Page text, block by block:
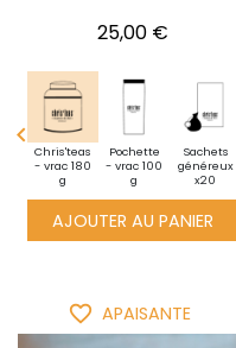
Prix
25,00 €

Chris'teas
- vrac 180
g
Pochette
- vrac 100
g
Sachets
généreux
x20
AJOUTER AU PANIER
Sachets
généreux
Découverte
- vrac 25 g
favorite_border APAISANTE